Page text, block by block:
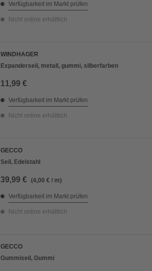
Verfügbarkeit im Markt prüfen
Nicht online erhältlich
WINDHAGER
Expanderseil, metall, gummi, silberfarben
11,99 €
Verfügbarkeit im Markt prüfen
Nicht online erhältlich
GECCO
Seil, Edelstahl
39,99 € (4,00 € / m)
Verfügbarkeit im Markt prüfen
Nicht online erhältlich
GECCO
Gummiseil, Gummi